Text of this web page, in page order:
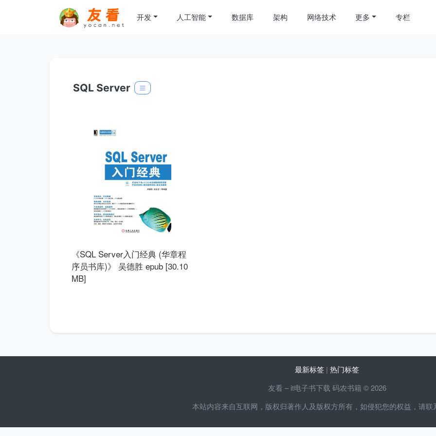
开发 人工智能 数据库 架构 网络技术 更多 专栏
SQL Server
《SQL Server入门经典 (华章程
序员书库)》 吴德胜 epub [30.10
MB]
最新标签 | 热门标签
友看 – it电子书下载 码农书籍 © 2026
本站内容来自互联网，版权归著作人及版权方所有，如侵犯您的权益，请联